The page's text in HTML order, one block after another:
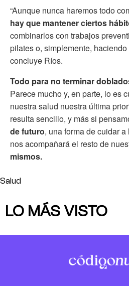
“Aunque nunca haremos todo
hay que mantener ciertos
combinarlos con trabajos
pilates o, simplemente,
concluye Ríos.
Todo para no terminar
Parece mucho y, en parte, lo es
nuestra salud nuestra última
resulta sencillo, y más si
de futuro, una forma de cuidar
nos acompañará el resto de
mismos.
Salud
LO MÁS VISTO